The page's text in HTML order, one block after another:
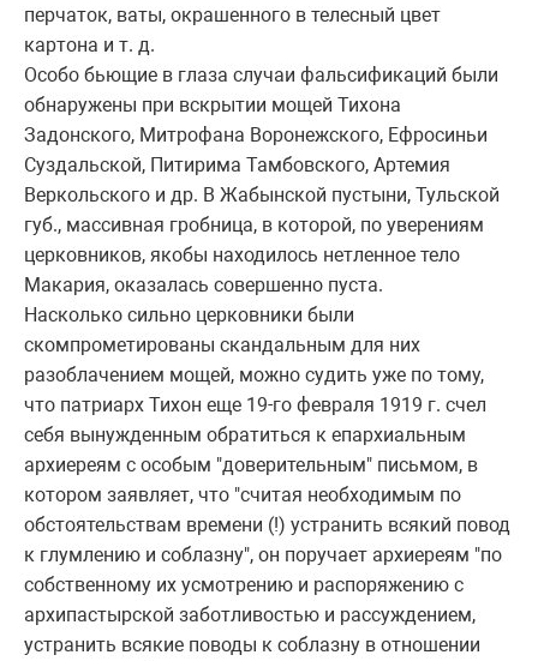
перчаток, ваты, окрашенного в телесный цвет
картона и т. д.
Особо бьющие в глаза случаи фальсификаций были
обнаружены при вскрытии мощей Тихона
Задонского, Митрофана Воронежского, Ефросиньи
Суздальской, Питирима Тамбовского, Артемия
Веркольского и др. В Жабынской пустыни, Тульской
губ., массивная гробница, в которой, по уверениям
церковников, якобы находилось нетленное тело
Макария, оказалась совершенно пуста.
Насколько сильно церковники были
скомпрометированы скандальным для них
разоблачением мощей, можно судить уже по тому,
что патриарх Тихон еще 19-го февраля 1919 г. счел
себя вынужденным обратиться к епархиальным
архиереям с особым "доверительным" письмом, в
котором заявляет, что "считая необходимым по
обстоятельствам времени (!) устранить всякий повод
к глумлению и соблазну", он поручает архиереям "по
собственному их усмотрению и распоряжению с
архипастырской заботливостью и рассуждением,
устранить всякие поводы к соблазну в отношении